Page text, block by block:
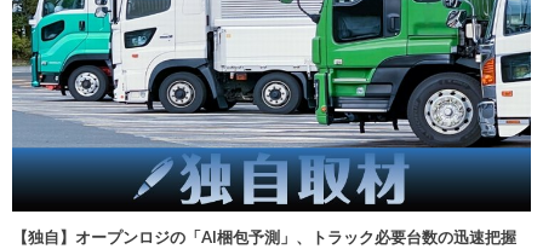
【独自】オープンロジの「AI梱包予測」、トラック必要台数の迅速把握